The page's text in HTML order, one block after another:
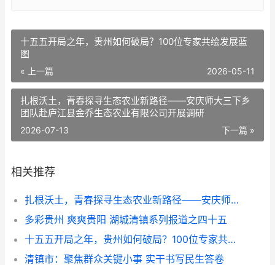
十五五开局之年，贵州如何破局？100位专家共绘发展蓝
图
« 上一篇 2026-05-11
扎根沃土，青春探寻生态农业新路径——安庆师大三下乡
团队赴庐江县金乔生态农业有限公司开展调研
下一篇 »
2026-07-13
相关推荐
扎根沃土，青春探寻生态农业新路径——安庆师大三下乡团队赴庐江县金乔生态农业有限公司开展调研
多彩贵州 爽爽贵阳 湖城清镇系列报道之四十五
十五五开局之年，贵州如何破局？100位专家共绘发展蓝图
清镇市：聚焦群众关键小事 实干书写民生答卷